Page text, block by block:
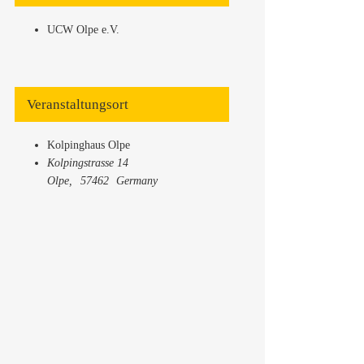
UCW Olpe e.V.
Veranstaltungsort
Kolpinghaus Olpe
Kolpingstrasse 14
Olpe, 57462 Germany